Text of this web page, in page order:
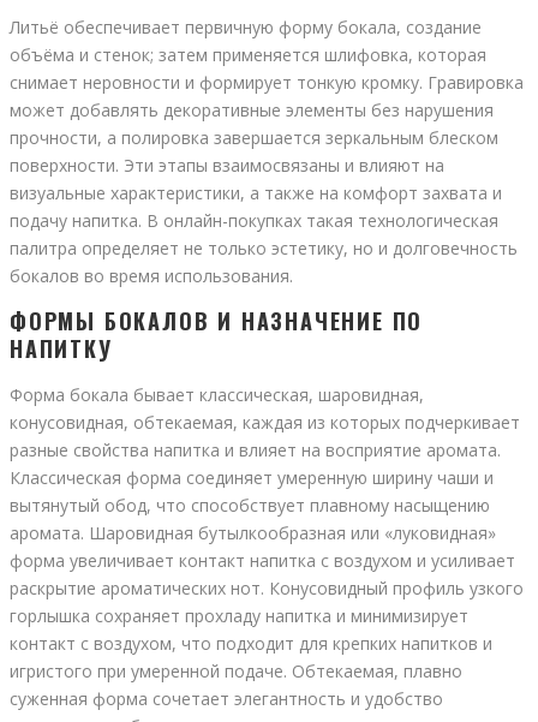
Литьё обеспечивает первичную форму бокала, создание
объёма и стенок; затем применяется шлифовка, которая
снимает неровности и формирует тонкую кромку. Гравировка
может добавлять декоративные элементы без нарушения
прочности, а полировка завершается зеркальным блеском
поверхности. Эти этапы взаимосвязаны и влияют на
визуальные характеристики, а также на комфорт захвата и
подачу напитка. В онлайн-покупках такая технологическая
палитра определяет не только эстетику, но и долговечность
бокалов во время использования.
ФОРМЫ БОКАЛОВ И НАЗНАЧЕНИЕ ПО
НАПИТКУ
Форма бокала бывает классическая, шаровидная,
конусовидная, обтекаемая, каждая из которых подчеркивает
разные свойства напитка и влияет на восприятие аромата.
Классическая форма соединяет умеренную ширину чаши и
вытянутый обод, что способствует плавному насыщению
аромата. Шаровидная бутылкообразная или «луковидная»
форма увеличивает контакт напитка с воздухом и усиливает
раскрытие ароматических нот. Конусовидный профиль узкого
горлышка сохраняет прохладу напитка и минимизирует
контакт с воздухом, что подходит для крепких напитков и
игристого при умеренной подаче. Обтекаемая, плавно
суженная форма сочетает элегантность и удобство